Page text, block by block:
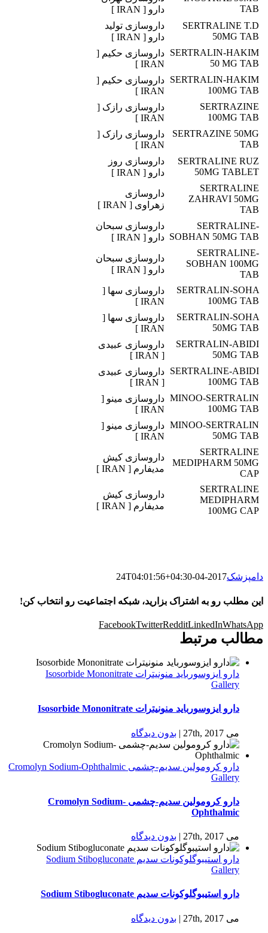
TAB
دارو [ IRAN ]
SERTRALINE T.D
50MG TAB
داروسازی تولید
دارو [ IRAN ]
SERTRALIN-HAKIM
50 MG TAB
داروسازی حکیم [
IRAN ]
SERTRALIN-HAKIM
100MG TAB
داروسازی حکیم [
IRAN ]
SERTRAZINE
100MG TAB
داروسازی رازک [
IRAN ]
SERTRAZINE 50MG
TAB
داروسازی رازک [
IRAN ]
SERTRALINE RUZ
50MG TABLET
داروسازی روز
دارو [ IRAN ]
SERTRALINE
ZAHRAVI 50MG
TAB
داروسازی
زهراوی [ IRAN ]
SERTRALINE-
SOBHAN 50MG TAB
داروسازی سبحان
دارو [ IRAN ]
SERTRALINE-
SOBHAN 100MG
TAB
داروسازی سبحان
دارو [ IRAN ]
SERTRALIN-SOHA
100MG TAB
داروسازی سها [
IRAN ]
SERTRALIN-SOHA
50MG TAB
داروسازی سها [
IRAN ]
SERTRALIN-ABIDI
50MG TAB
داروسازی عبیدی
[ IRAN ]
SERTRALINE-ABIDI
100MG TAB
داروسازی عبیدی
[ IRAN ]
MINOO-SERTRALIN
100MG TAB
داروسازی مینو [
IRAN ]
MINOO-SERTRALIN
50MG TAB
داروسازی مینو [
IRAN ]
SERTRALINE
MEDIPHARM 50MG
CAP
داروسازی کیش
مدیفارم [ IRAN ]
SERTRALINE
MEDIPHARM
100MG CAP
داروسازی کیش
مدیفارم [ IRAN ]
دامپزشک2017-04-24T04:01:56+04:30
این مطلب رو به اشتراک بزارید، شبکه اجتماعیت رو انتخاب کن!
FacebookTwitterRedditLinkedInWhatsApp
مطالب مرتبط
دارو ایزوسورباید منونیترات Isosorbide Mononitrate
Gallery
دارو ایزوسورباید منونیترات Isosorbide Mononitrate
می 27th, 2017 | بدون ديدگاه
دارو كرومولين سدیم-چشمی Cromolyn Sodium-Ophthalmic
Gallery
دارو كرومولين سدیم-چشمی Cromolyn Sodium-
Ophthalmic
می 27th, 2017 | بدون ديدگاه
دارو استیبوگلوکونات سدیم Sodium Stibogluconate
Gallery
دارو استیبوگلوکونات سدیم Sodium Stibogluconate
می 27th, 2017 | بدون ديدگاه